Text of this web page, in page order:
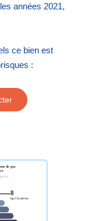
années 2021,
ce bien est
: